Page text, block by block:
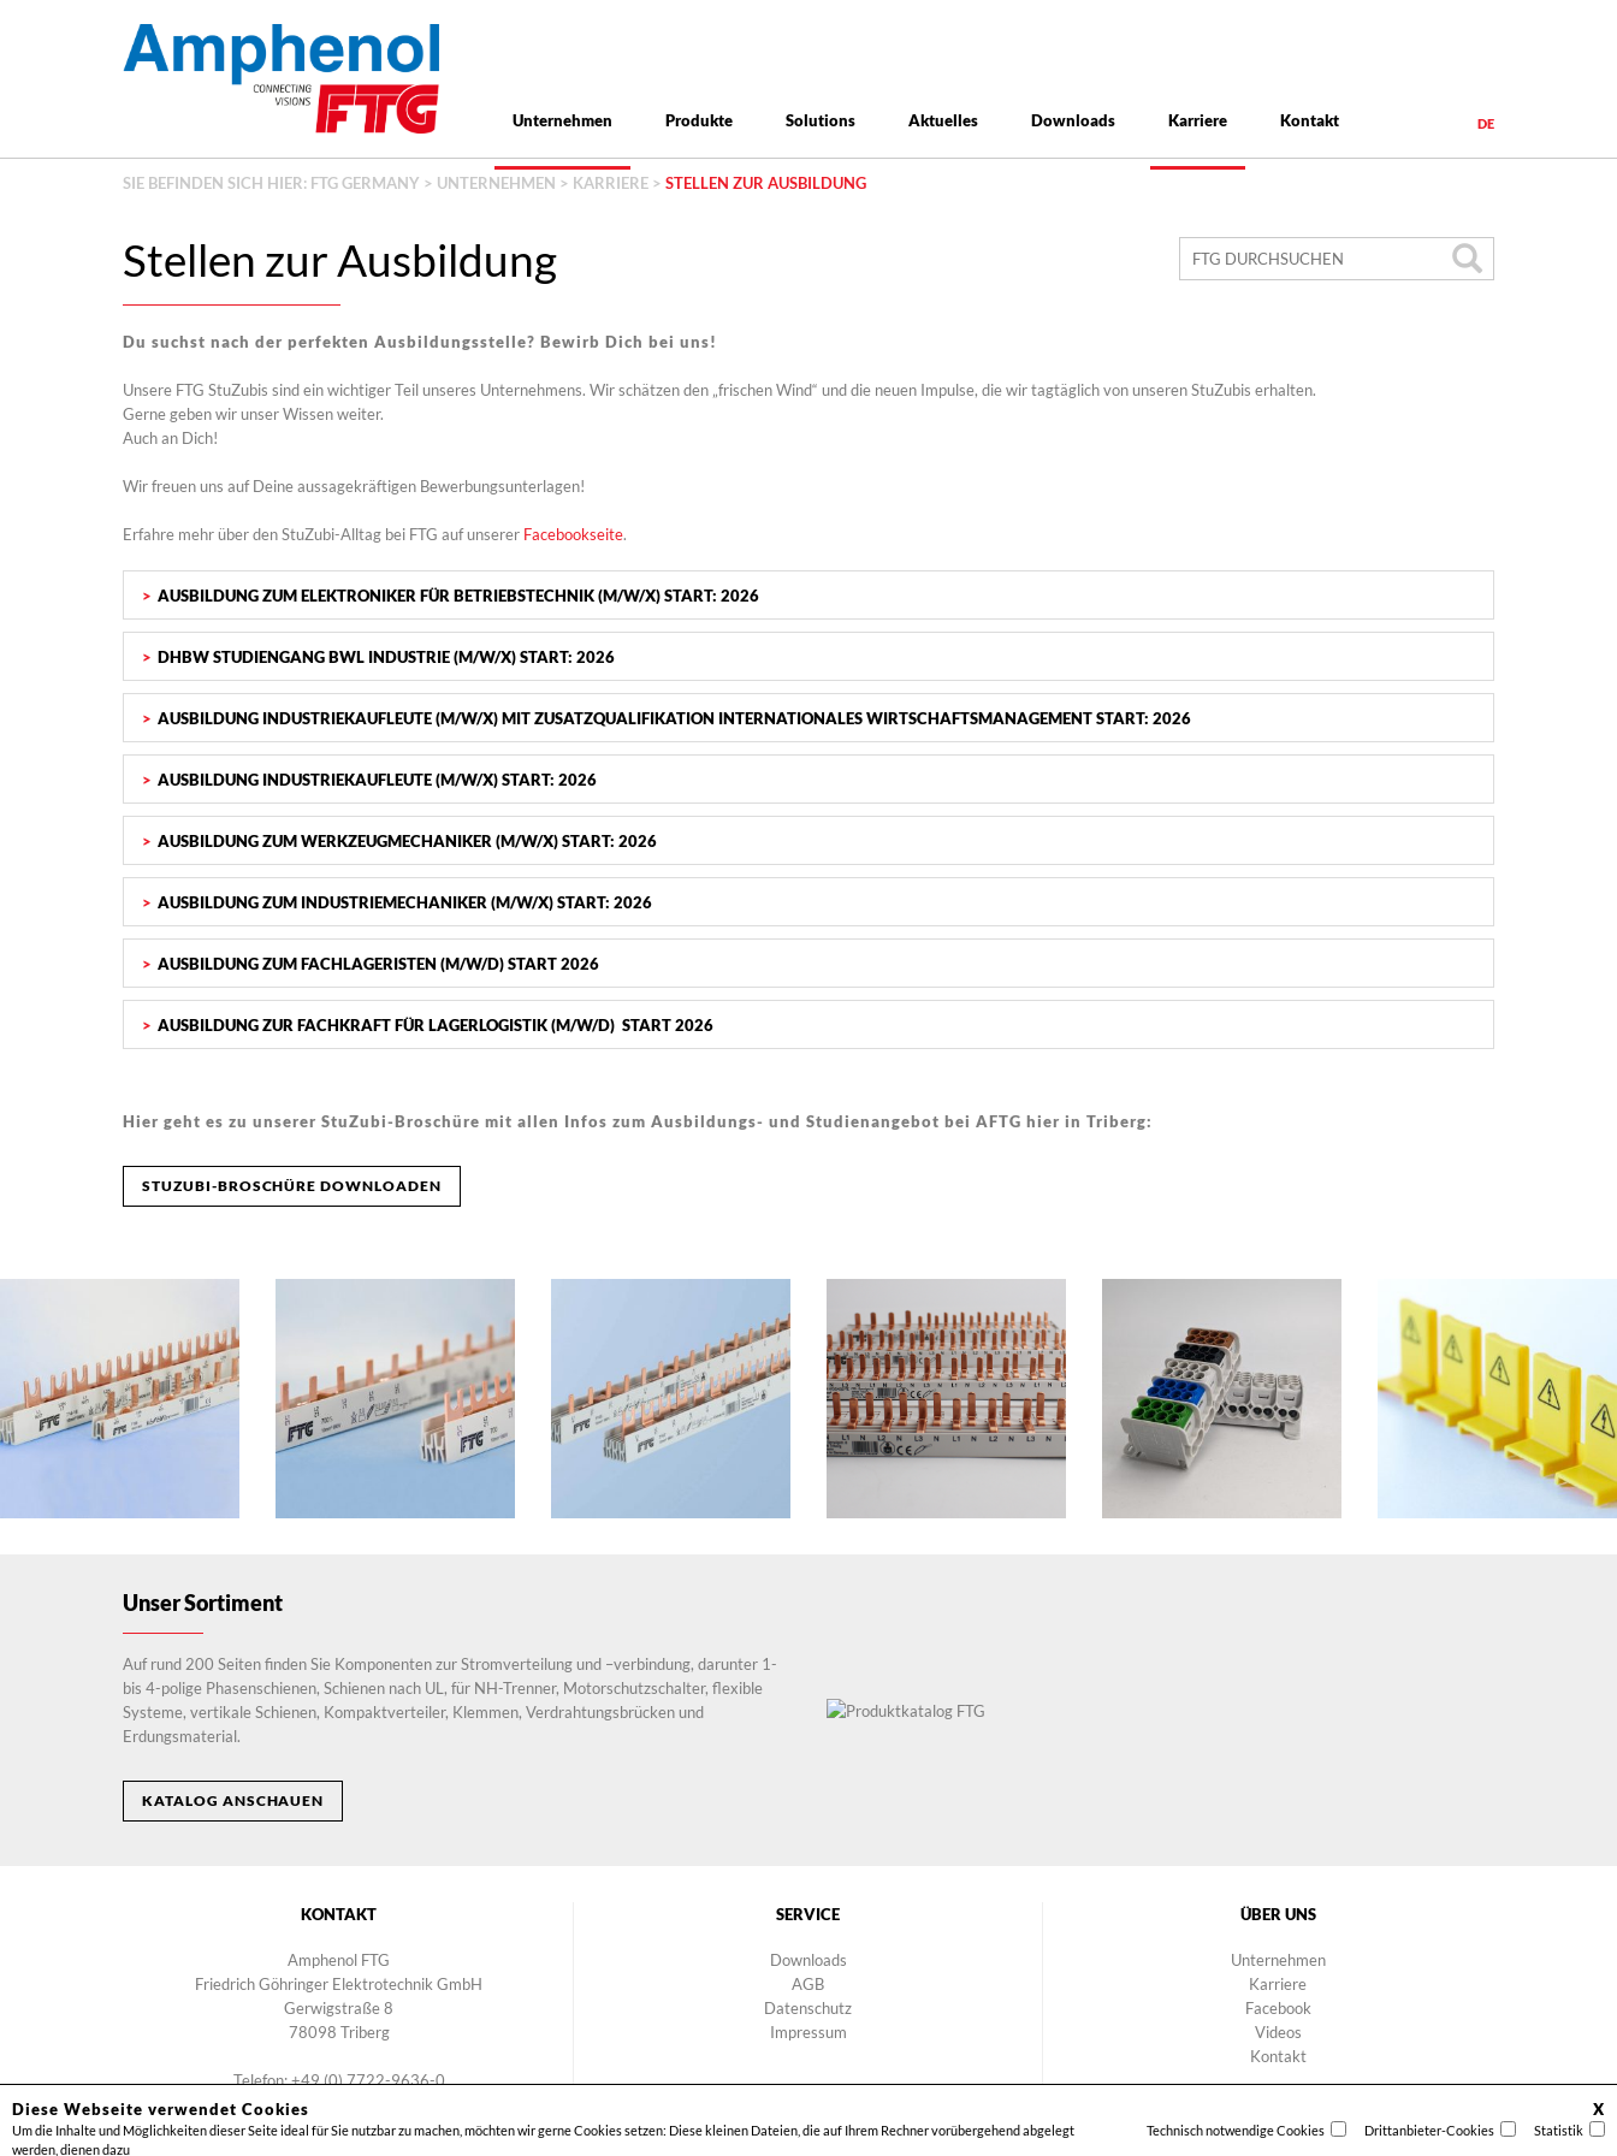
Diese Webseite verwendet Cookies X
Um die Inhalte und Möglichkeiten dieser Seite ideal für Sie nutzbar zu machen, möchten wir gerne Cookies setzen: Diese kleinen Dateien, die auf Ihrem Rechner vorübergehend abgelegt
werden, dienen dazu
Technisch notwendige Cookies Drittanbieter-Cookies Statistik
Unternehmen Produkte Solutions Aktuelles Downloads Karriere Kontakt DE
SIE BEFINDEN SICH HIER: FTG GERMANY > UNTERNEHMEN > KARRIERE > STELLEN ZUR AUSBILDUNG
Stellen zur Ausbildung
Du suchst nach der perfekten Ausbildungsstelle? Bewirb Dich bei uns!
Unsere FTG StuZubis sind ein wichtiger Teil unseres Unternehmens. Wir schätzen den „frischen Wind“ und die neuen Impulse, die wir tagtäglich von unseren StuZubis erhalten.
Gerne geben wir unser Wissen weiter.
Auch an Dich!
Wir freuen uns auf Deine aussagekräftigen Bewerbungsunterlagen!
Erfahre mehr über den StuZubi-Alltag bei FTG auf unserer Facebookseite.
AUSBILDUNG ZUM ELEKTRONIKER FÜR BETRIEBSTECHNIK (M/W/X) START: 2026
DHBW STUDIENGANG BWL INDUSTRIE (M/W/X) START: 2026
AUSBILDUNG INDUSTRIEKAUFLEUTE (M/W/X) MIT ZUSATZQUALIFIKATION INTERNATIONALES WIRTSCHAFTSMANAGEMENT START: 2026
AUSBILDUNG INDUSTRIEKAUFLEUTE (M/W/X) START: 2026
AUSBILDUNG ZUM WERKZEUGMECHANIKER (M/W/X) START: 2026
AUSBILDUNG ZUM INDUSTRIEMECHANIKER (M/W/X) START: 2026
AUSBILDUNG ZUM FACHLAGERISTEN (M/W/D) START 2026
AUSBILDUNG ZUR FACHKRAFT FÜR LAGERLOGISTIK (M/W/D) START 2026
Hier geht es zu unserer StuZubi-Broschüre mit allen Infos zum Ausbildungs- und Studienangebot bei AFTG hier in Triberg:
STUZUBI-BROSCHÜRE DOWNLOADEN
Unser Sortiment
Auf rund 200 Seiten finden Sie Komponenten zur Stromverteilung und –verbindung, darunter 1-
bis 4-polige Phasenschienen, Schienen nach UL, für NH-Trenner, Motorschutzschalter, flexible
Systeme, vertikale Schienen, Kompaktverteiler, Klemmen, Verdrahtungsbrücken und
Erdungsmaterial.
KATALOG ANSCHAUEN
KONTAKT
Amphenol FTG
Friedrich Göhringer Elektrotechnik GmbH
Gerwigstraße 8
78098 Triberg
Telefon: +49 (0) 7722-9636-0
info@ftg-germany.de
SERVICE
Downloads
AGB
Datenschutz
Impressum
ÜBER UNS
Unternehmen
Karriere
Facebook
Videos
Kontakt